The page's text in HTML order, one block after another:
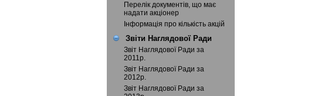
Перелік документів, що має
надати акціонер
Інформація про кількість акцій
Звіти Наглядової Ради
Звіт Наглядової Ради за
2011р.
Звіт Наглядової Ради за
2012р.
Звіт Наглядової Ради за